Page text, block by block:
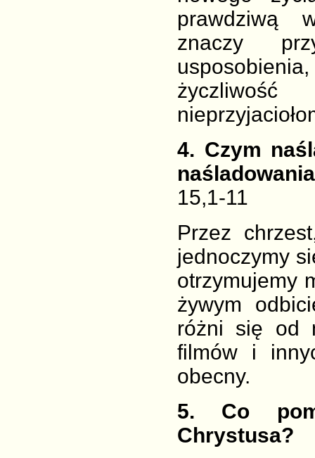
prawdziwą
znaczy
4. Czym
15,1-11
Przez
jednoczymy
otrzymujemy
żywym
różni się od
filmów i
obecny.
5. Co
Chrystusa?